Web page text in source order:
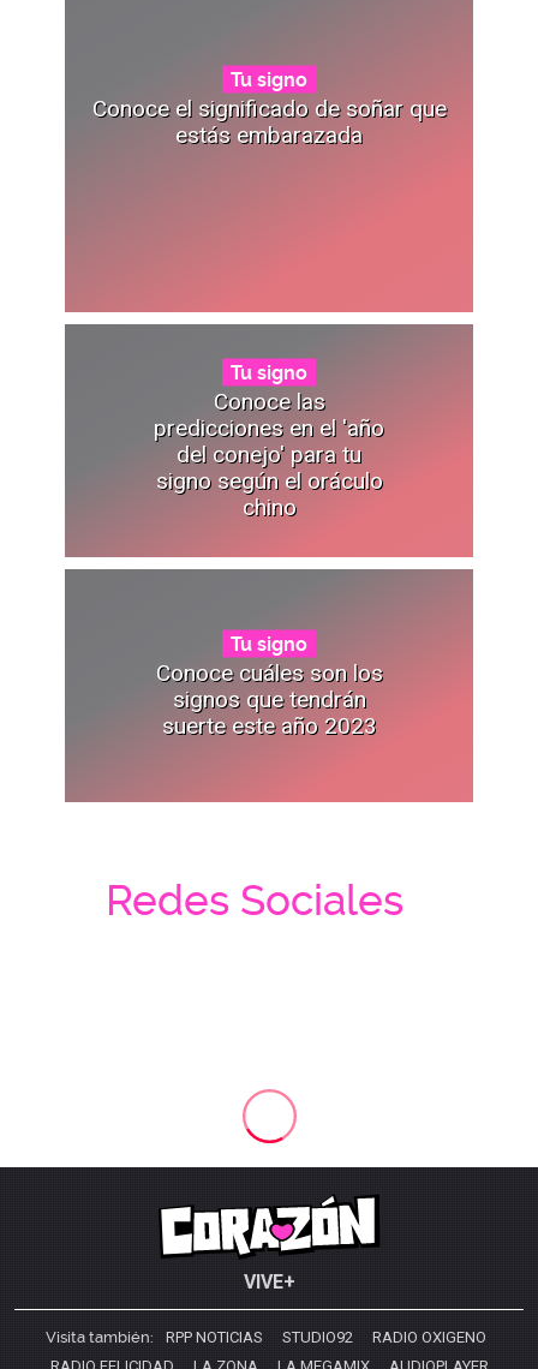
Tu signo
Conoce el significado de soñar que
estás embarazada
Tu signo
Conoce las
predicciones en el 'año
del conejo' para tu
signo según el oráculo
chino
Tu signo
Conoce cuáles son los
signos que tendrán
suerte este año 2023
Redes Sociales
VIVE+
Visita también: RPP NOTICIAS STUDIO92
RADIO OXIGENO